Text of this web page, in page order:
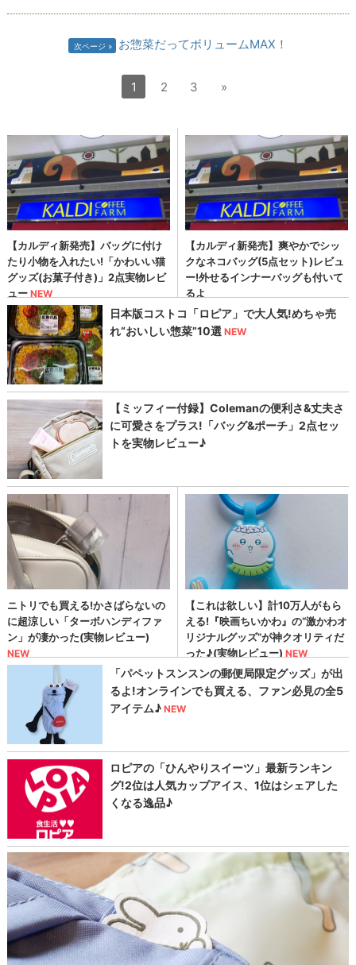
次ページ お惣菜だってボリュームMAX！
1 2 3 »